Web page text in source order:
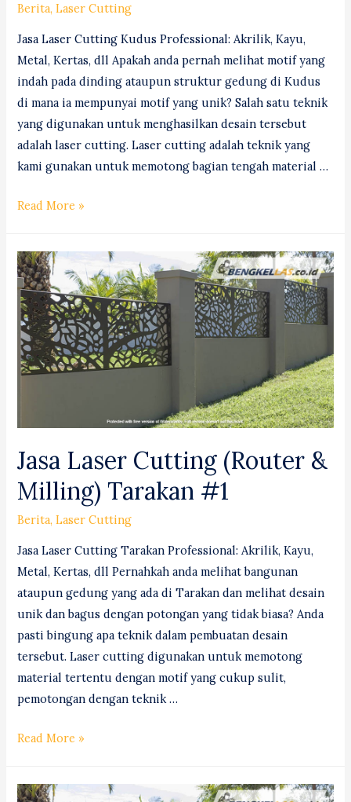
Berita,Laser Cutting
Jasa Laser Cutting Kudus Professional: Akrilik, Kayu,
Metal, Kertas, dll Apakah anda pernah melihat motif yang
indah pada dinding ataupun struktur gedung di Kudus
di mana ia mempunyai motif yang unik? Salah satu teknik
yang digunakan untuk menghasilkan desain tersebut
adalah laser cutting. Laser cutting adalah teknik yang
kami gunakan untuk memotong bagian tengah material …
Jasa
(Router
&
Milling)
Kudus
#1
Read More »
Jasa Laser Cutting (Router &
Milling) Tarakan #1
Berita,Laser Cutting
Jasa Laser Cutting Tarakan Professional: Akrilik, Kayu,
Metal, Kertas, dll Pernahkah anda melihat bangunan
ataupun gedung yang ada di Tarakan dan melihat desain
unik dan bagus dengan potongan yang tidak biasa? Anda
pasti bingung apa teknik dalam pembuatan desain
tersebut. Laser cutting digunakan untuk memotong
material tertentu dengan motif yang cukup sulit,
pemotongan dengan teknik …
Jasa
Read More »